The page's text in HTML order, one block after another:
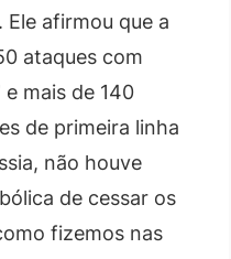
afirmou que a
ataques com
mais de 140
de primeira linha
não houve
de cessar os
fizemos nas